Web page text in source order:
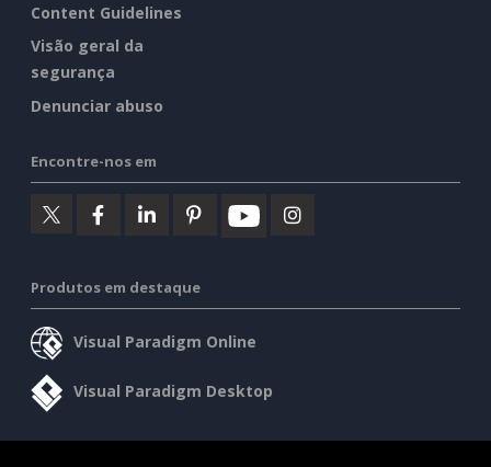
Content Guidelines
Visão geral da
segurança
Denunciar abuso
Encontre-nos em
Produtos em destaque
Visual Paradigm Online
Visual Paradigm Desktop